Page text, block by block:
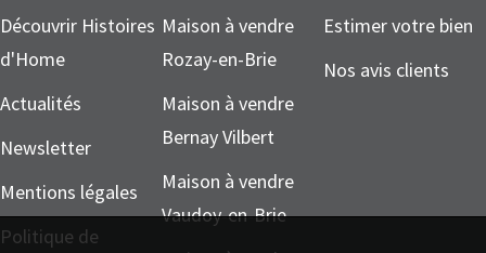
Découvrir Histoires
d'Home
Actualités
Newsletter
Mentions légales
Politique de
Maison à vendre
Rozay-en-Brie
Maison à vendre
Bernay Vilbert
Maison à vendre
Vaudoy-en-Brie
Estimer votre bien
Nos avis clients